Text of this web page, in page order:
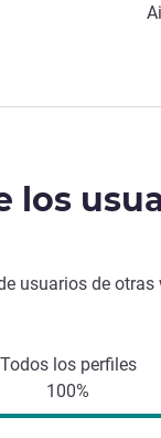
los
usuarios de otras
Todos los perfiles
100%